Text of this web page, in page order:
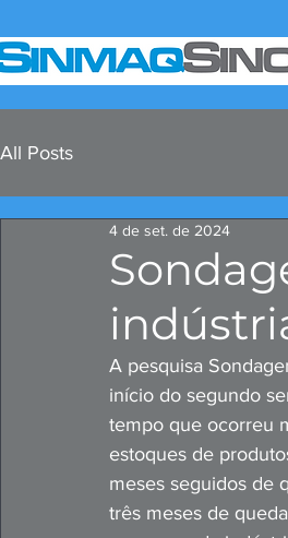
All Posts
4 de set. de 2024
A pesquisa
início do segundo
tempo que ocorreu
estoques de
meses seguidos de
três meses de